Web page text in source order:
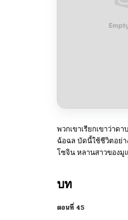
พวกเขาเรียกเขาว่า
ฉ้อฉล บัดนี้ใช้ชีวิตอย่า
โซจิน หลานสาวของมู
บท
ตอนที่ 45